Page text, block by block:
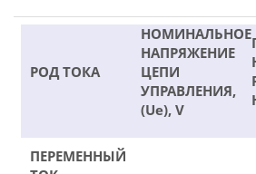
РОД ТОКА
НОМИНАЛЬНОЕ
НАПРЯЖЕНИЕ
ЦЕПИ
УПРАВЛЕНИЯ,
(Ue), V
ПЕРЕМЕННЫЙ